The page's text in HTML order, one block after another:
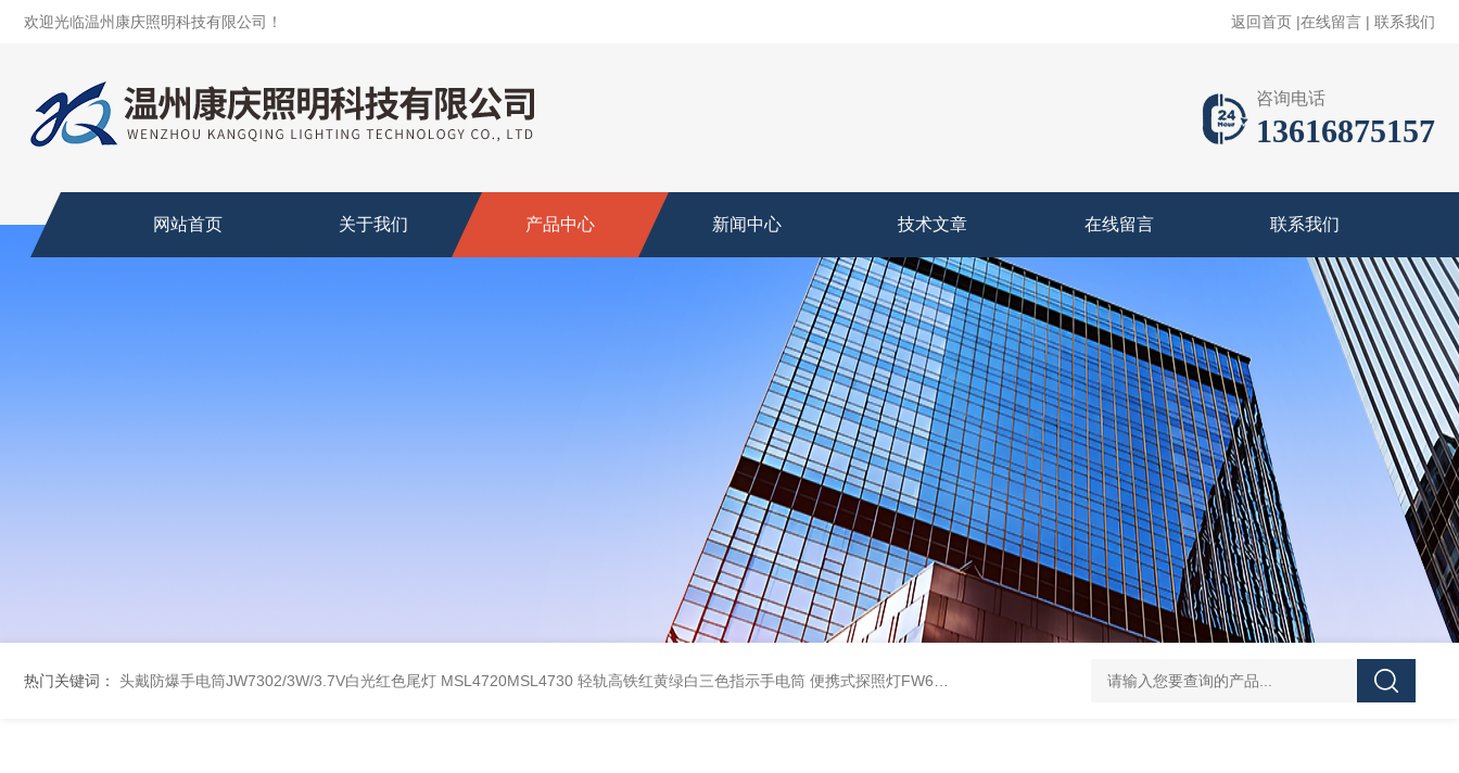
欢迎光临温州康庆照明科技有限公司！ 返回首页 |在线留言 | 联系我们
咨询电话
13616875157
网站首页 关于我们 产品中心 新闻中心 技术文章 在线留言 联系我们
热门关键词： 头戴防爆手电筒JW7302/3W/3.7V白光红色尾灯 MSL4720MSL4730 轻轨高铁红黄绿白三色指示手电筒 便携式探照灯FW6116、移动式应急灯现货 FD5820GMD4800 远程方位灯价格 红色 信号灯多功